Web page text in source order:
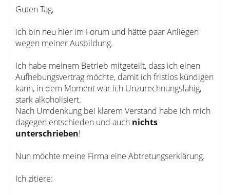
Guten Tag,
ich bin neu hier im Forum und hätte paar Anliegen
wegen meiner Ausbildung.
Ich habe meinem Betrieb mitgeteilt, dass ich einen
Aufhebungsvertrag möchte, damit ich fristlos kündigen
kann, in dem Moment war ich Unzurechnungsfähig,
stark alkoholisiert.
Nach Umdenkung bei klarem Verstand habe ich mich
dagegen entschieden und auch nichts
unterschrieben!
Nun möchte meine Firma eine Abtretungserklärung.
Ich zitiere: